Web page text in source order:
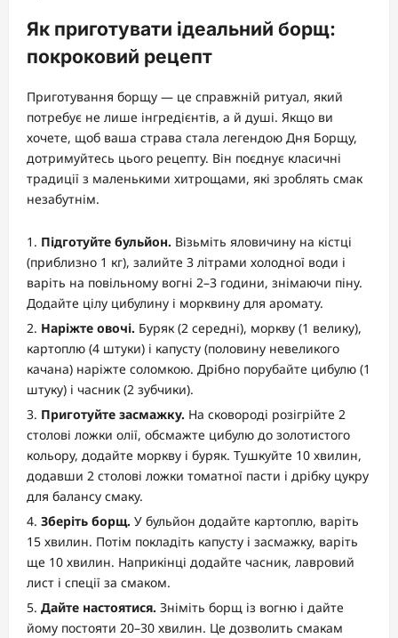
Як приготувати ідеальний борщ:
покроковий рецепт
Приготування борщу — це справжній ритуал, який
потребує не лише інгредієнтів, а й душі. Якщо ви
хочете, щоб ваша страва стала легендою Дня Борщу,
дотримуйтесь цього рецепту. Він поєднує класичні
традиції з маленькими хитрощами, які зроблять смак
незабутнім.
Підготуйте бульйон. Візьміть яловичину на кістці
(приблизно 1 кг), залийте 3 літрами холодної води і
варіть на повільному вогні 2–3 години, знімаючи піну.
Додайте цілу цибулину і морквину для аромату.
Наріжте овочі. Буряк (2 середні), моркву (1 велику),
картоплю (4 штуки) і капусту (половину невеликого
качана) наріжте соломкою. Дрібно порубайте цибулю (1
штуку) і часник (2 зубчики).
Приготуйте засмажку. На сковороді розігрійте 2
столові ложки олії, обсмажте цибулю до золотистого
кольору, додайте моркву і буряк. Тушкуйте 10 хвилин,
додавши 2 столові ложки томатної пасти і дрібку цукру
для балансу смаку.
Зберіть борщ. У бульйон додайте картоплю, варіть
15 хвилин. Потім покладіть капусту і засмажку, варіть
ще 10 хвилин. Наприкінці додайте часник, лавровий
лист і спеції за смаком.
Дайте настоятися. Зніміть борщ із вогню і дайте
йому постояти 20–30 хвилин. Це дозволить смакам